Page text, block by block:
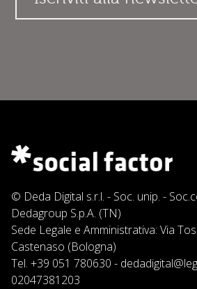
© Deda Digital s.r.l. - Soc. unip. -
Dedagroup S.p.A. (TN)
Sede Legale e Amministrativa: Via
Castenaso (Bologna)
Tel. +39 051 780630 -
02047381203